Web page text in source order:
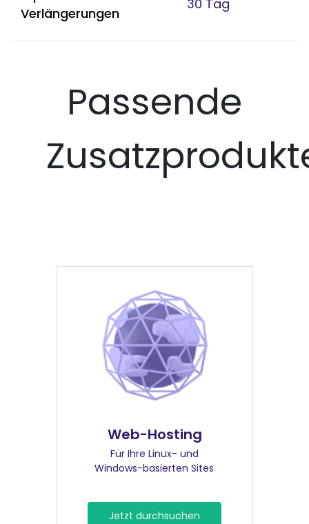
Verlängerungen
30 Tag
Passende
Web-Hosting
Für Ihre Linux- und
Windows-basierten Sites
Jetzt durchsuchen